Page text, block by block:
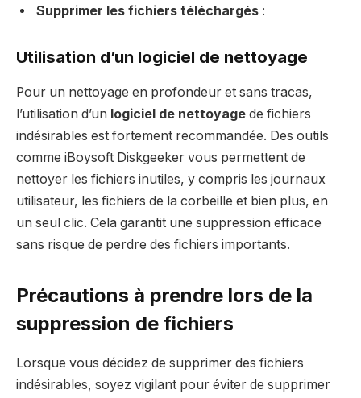
Supprimer les fichiers téléchargés :
Utilisation d’un logiciel de nettoyage
Pour un nettoyage en profondeur et sans tracas,
l’utilisation d’un logiciel de nettoyage de fichiers
indésirables est fortement recommandée. Des outils
comme iBoysoft Diskgeeker vous permettent de
nettoyer les fichiers inutiles, y compris les journaux
utilisateur, les fichiers de la corbeille et bien plus, en
un seul clic. Cela garantit une suppression efficace
sans risque de perdre des fichiers importants.
Précautions à prendre lors de la
suppression de fichiers
Lorsque vous décidez de supprimer des fichiers
indésirables, soyez vigilant pour éviter de supprimer